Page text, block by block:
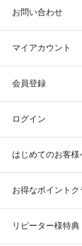
お問い合わせ
マイアカウント
会員登録
ログイン
はじめてのお客様
お得なポイントク
リピーター様特典